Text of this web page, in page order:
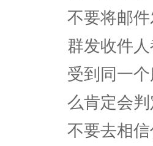
不要将邮
群发收件
受到同一
么肯定会
不要去相